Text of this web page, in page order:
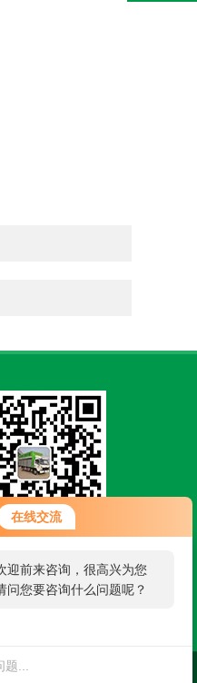
在线交流
迎前来咨询，很高兴为您
问您要咨询什么问题呢？
管理登陆